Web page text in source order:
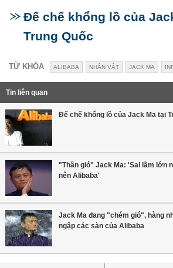
Đế chế khổng lồ của
Trung Quốc
TỪ KHÓA ALIBABA NHÂN VẬT JACK MA
Tin liên quan
Đế chế khổng lồ của Jack Ma tại
"Thần gió" Jack Ma: 'Sai lầm lớn
nên Alibaba'
Jack Ma đang "chém gió", hàng
ngập các sàn của Alibaba